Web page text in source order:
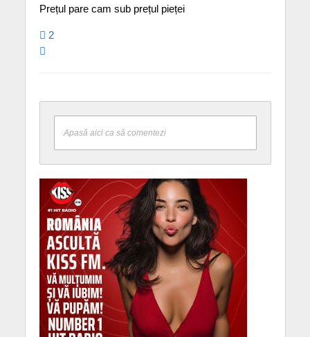
Prețul pare cam sub prețul pieței
2
Apasă aici ca să comentezi